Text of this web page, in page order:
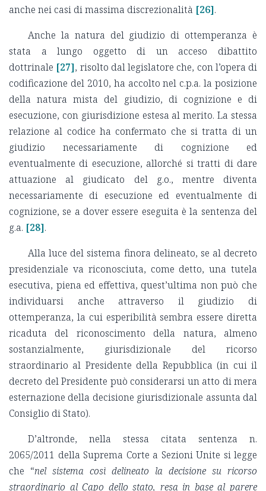
anche nei casi di massima discrezionalità [26].
Anche la natura del giudizio di ottemperanza è
stata a lungo oggetto di un acceso dibattito
dottrinale [27], risolto dal legislatore che, con l’opera di
codificazione del 2010, ha accolto nel c.p.a. la posizione
della natura mista del giudizio, di cognizione e di
esecuzione, con giurisdizione estesa al merito. La stessa
relazione al codice ha confermato che si tratta di un
giudizio necessariamente di cognizione ed
eventualmente di esecuzione, allorché si tratti di dare
attuazione al giudicato del g.o., mentre diventa
necessariamente di esecuzione ed eventualmente di
cognizione, se a dover essere eseguita è la sentenza del
g.a. [28].
Alla luce del sistema finora delineato, se al decreto
presidenziale va riconosciuta, come detto, una tutela
esecutiva, piena ed effettiva, quest’ultima non può che
individuarsi anche attraverso il giudizio di
ottemperanza, la cui esperibilità sembra essere diretta
ricaduta del riconoscimento della natura, almeno
sostanzialmente, giurisdizionale del ricorso
straordinario al Presidente della Repubblica (in cui il
decreto del Presidente può considerarsi un atto di mera
esternazione della decisione giurisdizionale assunta dal
Consiglio di Stato).
D’altronde, nella stessa citata sentenza n.
2065/2011 della Suprema Corte a Sezioni Unite si legge
che “nel sistema così delineato la decisione su ricorso
straordinario al Capo dello stato, resa in base al parere